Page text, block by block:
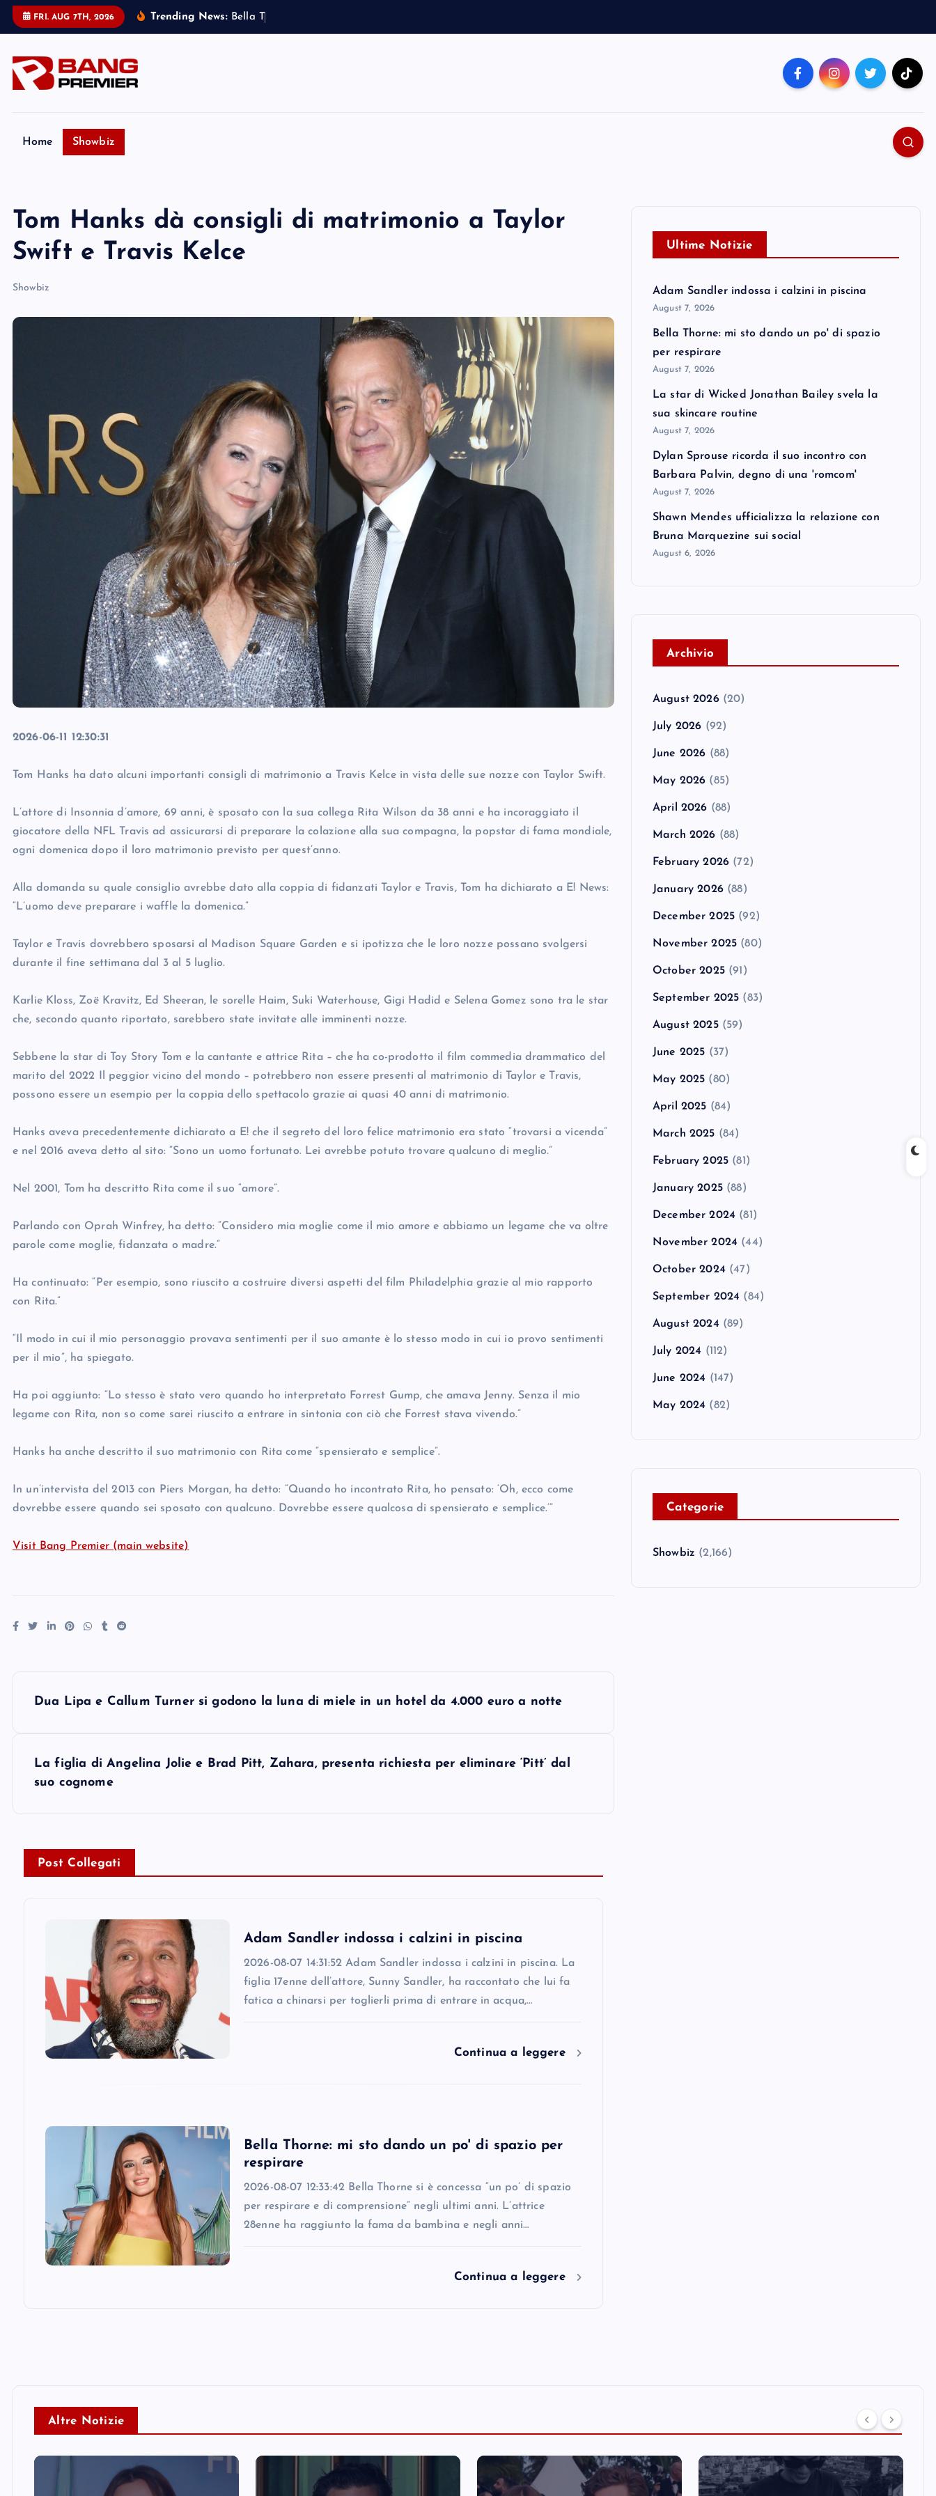
FRI. AUG 7TH, 2026 Trending News: Be a T
Home Showbiz
Tom Hanks dà consigli di matrimonio a Taylor
Swift e Travis Kelce
Showbiz
2026-06-11 12:30:31
Tom Hanks ha dato alcuni importanti consigli di matrimonio a Travis Kelce in vista delle sue nozze con Taylor Swift.
L’attore di Insonnia d’amore, 69 anni, è sposato con la sua collega Rita Wilson da 38 anni e ha incoraggiato il
giocatore della NFL Travis ad assicurarsi di preparare la colazione alla sua compagna, la popstar di fama mondiale,
ogni domenica dopo il loro matrimonio previsto per quest’anno.
Alla domanda su quale consiglio avrebbe dato alla coppia di fidanzati Taylor e Travis, Tom ha dichiarato a E! News:
“L’uomo deve preparare i waffle la domenica.”
Taylor e Travis dovrebbero sposarsi al Madison Square Garden e si ipotizza che le loro nozze possano svolgersi
durante il fine settimana dal 3 al 5 luglio.
Karlie Kloss, Zoë Kravitz, Ed Sheeran, le sorelle Haim, Suki Waterhouse, Gigi Hadid e Selena Gomez sono tra le star
che, secondo quanto riportato, sarebbero state invitate alle imminenti nozze.
Sebbene la star di Toy Story Tom e la cantante e attrice Rita – che ha co-prodotto il film commedia drammatico del
marito del 2022 Il peggior vicino del mondo – potrebbero non essere presenti al matrimonio di Taylor e Travis,
possono essere un esempio per la coppia dello spettacolo grazie ai quasi 40 anni di matrimonio.
Hanks aveva precedentemente dichiarato a E! che il segreto del loro felice matrimonio era stato “trovarsi a vicenda”
e nel 2016 aveva detto al sito: “Sono un uomo fortunato. Lei avrebbe potuto trovare qualcuno di meglio.”
Nel 2001, Tom ha descritto Rita come il suo “amore”.
Parlando con Oprah Winfrey, ha detto: “Considero mia moglie come il mio amore e abbiamo un legame che va oltre
parole come moglie, fidanzata o madre.”
Ha continuato: “Per esempio, sono riuscito a costruire diversi aspetti del film Philadelphia grazie al mio rapporto
con Rita.”
“Il modo in cui il mio personaggio provava sentimenti per il suo amante è lo stesso modo in cui io provo sentimenti
per il mio”, ha spiegato.
Ha poi aggiunto: “Lo stesso è stato vero quando ho interpretato Forrest Gump, che amava Jenny. Senza il mio
legame con Rita, non so come sarei riuscito a entrare in sintonia con ciò che Forrest stava vivendo.”
Hanks ha anche descritto il suo matrimonio con Rita come “spensierato e semplice”.
In un’intervista del 2013 con Piers Morgan, ha detto: “Quando ho incontrato Rita, ho pensato: ‘Oh, ecco come
dovrebbe essere quando sei sposato con qualcuno. Dovrebbe essere qualcosa di spensierato e semplice.’”
Visit Bang Premier (main website)
n
a
Dua Lipa e Callum Turner si godono la luna di miele in un hotel da 4.000 euro a notte
La figlia di Angelina Jolie e Brad Pitt, Zahara, presenta richiesta per eliminare ‘Pitt’ dal
suo cognome
Post Collegati
Adam Sandler indossa i calzini in piscina
2026-08-07 14:31:52 Adam Sandler indossa i calzini in piscina. La
figlia 17enne dell’attore, Sunny Sandler, ha raccontato che lui fa
fatica a chinarsi per toglierli prima di entrare in acqua,…
Continua a leggere
Bella Thorne: mi sto dando un po' di spazio per
respirare
2026-08-07 12:33:42 Bella Thorne si è concessa “un po’ di spazio
per respirare e di comprensione” negli ultimi anni. L’attrice
28enne ha raggiunto la fama da bambina e negli anni…
Continua a leggere
Ultime Notizie
Adam Sandler indossa i calzini in piscina
August 7, 2026
Bella Thorne: mi sto dando un po' di spazio
per respirare
August 7, 2026
La star di Wicked Jonathan Bailey svela la
sua skincare routine
August 7, 2026
Dylan Sprouse ricorda il suo incontro con
Barbara Palvin, degno di una 'romcom'
August 7, 2026
Shawn Mendes ufficializza la relazione con
Bruna Marquezine sui social
August 6, 2026
Archivio
August 2026(20)
July 2026 (92)
June 2026 (88)
May 2026 (85)
April 2026 (88)
March 2026 (88)
February 2026 (72)
January 2026(88)
December 2025 (92)
November 2025 (80)
October 2025(91)
September 2025 (83)
August 2025(59)
June 2025 (37)
May 2025 (80)
April 2025 (84)
March 2025 (84)
February 2025 (81)
January 2025(88)
December 2024 (81)
November 2024 (44)
October 2024 (47)
September 2024 (84)
August 2024 (89)
July 2024 (112)
June 2024 (147)
May 2024 (82)
Categorie
Showbiz (2,166)
Altre Notizie